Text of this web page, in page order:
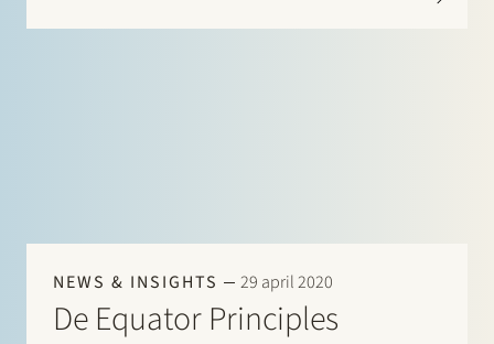
NEWS & INSIGHTS 29 april 2020
De Equator Principles